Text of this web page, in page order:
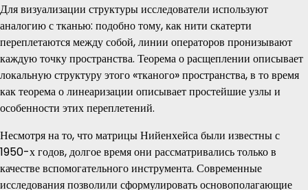
Для визуализации структуры исследователи используют
аналогию с тканью: подобно тому, как нити скатерти
переплетаются между собой, линии операторов пронизывают
каждую точку пространства. Теорема о расщеплении описывает
локальную структуру этого «тканого» пространства, в то время
как теорема о линеаризации описывает простейшие узлы и
особенности этих переплетений.
Несмотря на то, что матрицы Нийенхейса были известны с
1950-х годов, долгое время они рассматривались только в
качестве вспомогательного инструмента. Современные
исследования позволили сформулировать основополагающие